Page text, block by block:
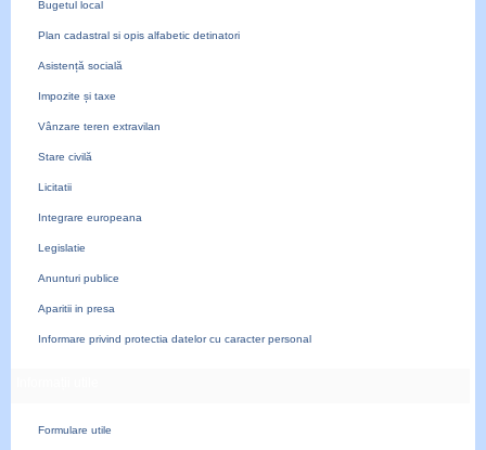
Bugetul local
Plan cadastral si opis alfabetic detinatori
Asistență socială
Impozite și taxe
Vânzare teren extravilan
Stare civilă
Licitatii
Integrare europeana
Legislatie
Anunturi publice
Aparitii in presa
Informare privind protectia datelor cu caracter personal
Formulare utile